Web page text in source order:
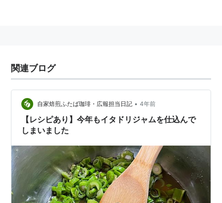
関連ブログ
自家焙煎ふたば珈琲・広報担当日記 • 4年前
【レシピあり】今年もイタドリジャムを仕込んで
しまいました